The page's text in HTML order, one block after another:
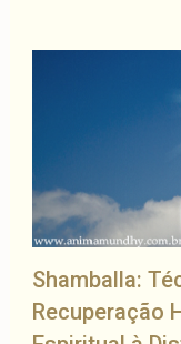
Shamballa:
Recuperação